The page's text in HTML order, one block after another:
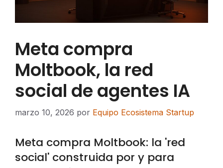
Meta compra
Moltbook, la red
social de agentes IA
marzo 10, 2026 por Equipo Ecosistema Startup
Meta compra Moltbook: la 'red
social' construida por y para